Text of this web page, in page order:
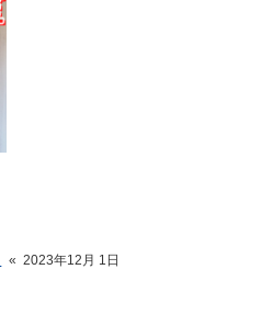
« 2023年12月 1日